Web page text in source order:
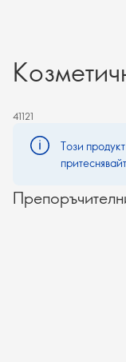
41121
Този